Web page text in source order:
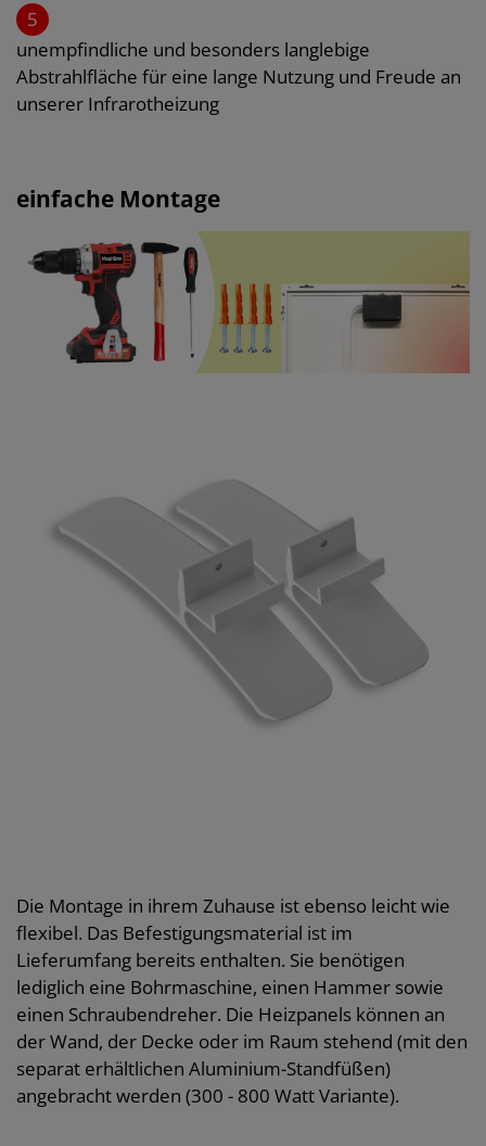
5
unempfindliche und besonders langlebige
Abstrahlfläche für eine lange Nutzung und Freude an
unserer Infrarotheizung
einfache Montage
Die Montage in ihrem Zuhause ist ebenso leicht wie
flexibel. Das Befestigungsmaterial ist im
Lieferumfang bereits enthalten. Sie benötigen
lediglich eine Bohrmaschine, einen Hammer sowie
einen Schraubendreher. Die Heizpanels können an
der Wand, der Decke oder im Raum stehend (mit den
separat erhältlichen Aluminium-Standfüßen)
angebracht werden (300 - 800 Watt Variante).